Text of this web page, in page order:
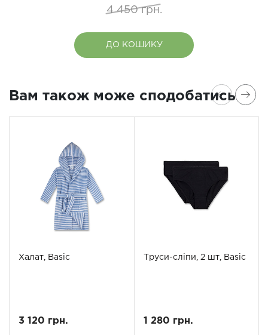
4 450 грн.
ДО КОШИКУ
Вам також може сподобатись
Халат, Basic
3 120 грн.
Труси-сліпи, 2 шт, Basic
1 280 грн.